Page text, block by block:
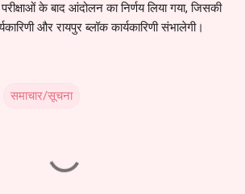
के बाद आंदोलन का निर्णय लिया गया, जिसकी
और रायपुर ब्लॉक कार्यकारिणी संभालेगी।
समाचार/सूचना